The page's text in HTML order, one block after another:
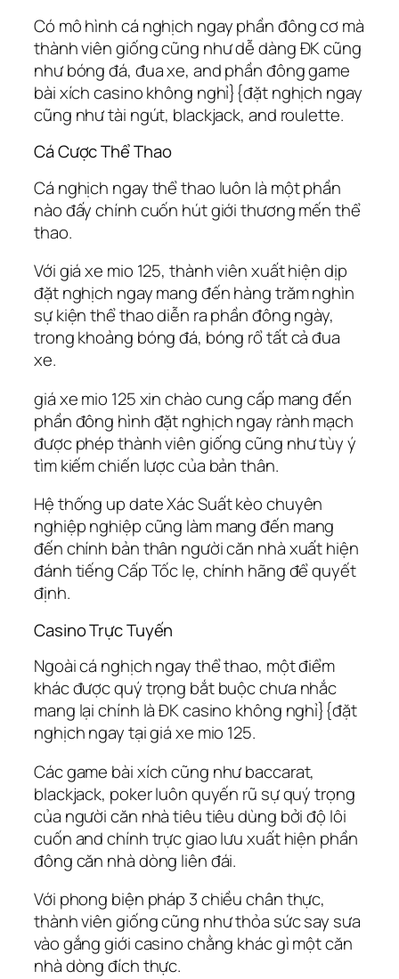
Có mô hình cá nghịch ngay phần đông cơ mà
thành viên giống cũng như dễ dàng ĐK cũng
như bóng đá, đua xe, and phần đông game
bài xích casino không nghỉ}{đặt nghịch ngay
cũng như tài ngút, blackjack, and roulette.
Cá Cược Thể Thao
Cá nghịch ngay thể thao luôn là một phần
nào đấy chính cuốn hút giới thương mến thể
thao.
Với giá xe mio 125, thành viên xuất hiện dịp
đặt nghịch ngay mang đến hàng trăm nghìn
sự kiện thể thao diễn ra phần đông ngày,
trong khoảng bóng đá, bóng rổ tất cả đua
xe.
giá xe mio 125 xin chào cung cấp mang đến
phần đông hình đặt nghịch ngay rành mạch
được phép thành viên giống cũng như tùy ý
tìm kiếm chiến lược của bản thân.
Hệ thống up date Xác Suất kèo chuyên
nghiệp nghiệp cũng làm mang đến mang
đến chính bản thân người căn nhà xuất hiện
đánh tiếng Cấp Tốc lẹ, chính hãng để quyết
định.
Casino Trực Tuyến
Ngoài cá nghịch ngay thể thao, một điểm
khác được quý trọng bắt buộc chưa nhắc
mang lại chính là ĐK casino không nghỉ}{đặt
nghịch ngay tại giá xe mio 125.
Các game bài xích cũng như baccarat,
blackjack, poker luôn quyến rũ sự quý trọng
của người căn nhà tiêu tiêu dùng bởi độ lôi
cuốn and chính trực giao lưu xuất hiện phần
đông căn nhà dòng liên đái.
Với phong biện pháp 3 chiều chân thực,
thành viên giống cũng như thỏa sức say sưa
vào gắng giới casino chằng khác gì một căn
nhà dòng đích thực.